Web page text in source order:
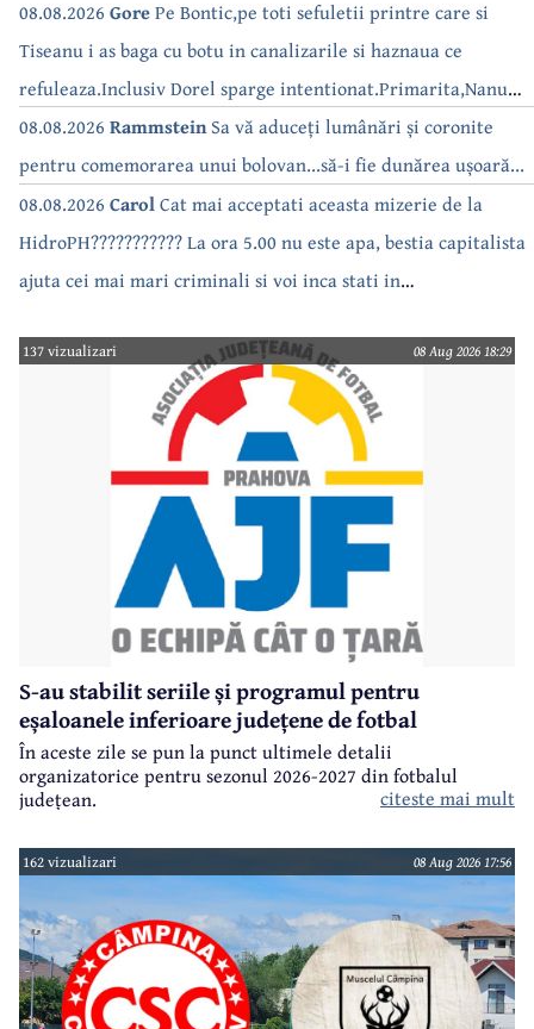
08.08.2026 GorePe Bontic,pe toti sefuletii printre care si
Tiseanu i as baga cu botu in canalizarile si haznaua ce
refuleaza.Inclusiv Dorel sparge intentionat.Primarita,Nanu
bea apa de la robinet.Asta as intreba o si pe Izabel Mitrea
08.08.2026 RammsteinSa vă aduceți lumânări și coronite
pentru comemorarea unui bolovan...să-i fie dunărea ușoară...
08.08.2026 CarolCat mai acceptati aceasta mizerie de la
HidroPH??????????? La ora 5.00 nu este apa, bestia capitalista
ajuta cei mai mari criminali si voi inca stati in
137 vizualizari 08 Aug 2026 18:29
S-au stabilit seriile și programul pentru
eșaloanele inferioare județene de fotbal
În aceste zile se pun la punct ultimele detalii
organizatorice pentru sezonul 2026-2027 din fotbalul
județean.
citeste mai mult
162 vizualizari 08 Aug 2026 17:56